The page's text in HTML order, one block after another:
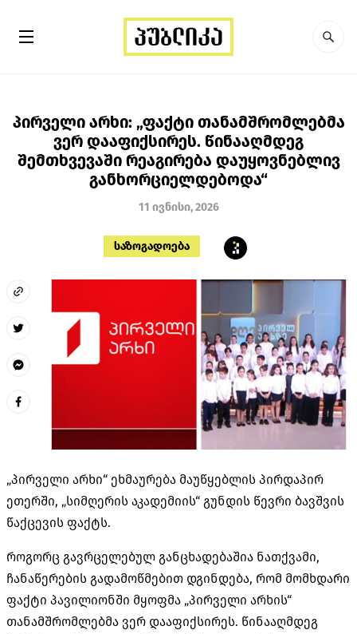
პირველი არხი: „ფაქტი თანამშრომლებმა
ვერ დააფიქსირეს. წინააღმდეგ
შემთხვევაში რეაგირება დაუყოვნებლივ
განხორციელდებოდა“
11 ივნისი, 2026
საზოგადოება
„პირველი არხი“ ეხმაურება მაუწყებლის პირდაპირ
ეთერში, „სიმღერის აკადემიის“ გუნდის წევრი ბავშვის
წაქცევის ფაქტს.
როგორც გავრცელებულ განცხადებაშია ნათქვამი,
ჩანაწერების გადამოწმებით დგინდება, რომ მომხდარი
ფაქტი პავილიონში მყოფმა „პირველი არხის“
თანამშრომლებმა ვერ დააფიქსირეს. წინააღმდეგ